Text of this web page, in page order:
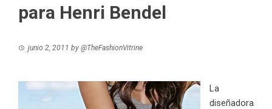
para Henri Bendel
junio 2, 2011 by @TheFashionVitrine
La
diseñadora